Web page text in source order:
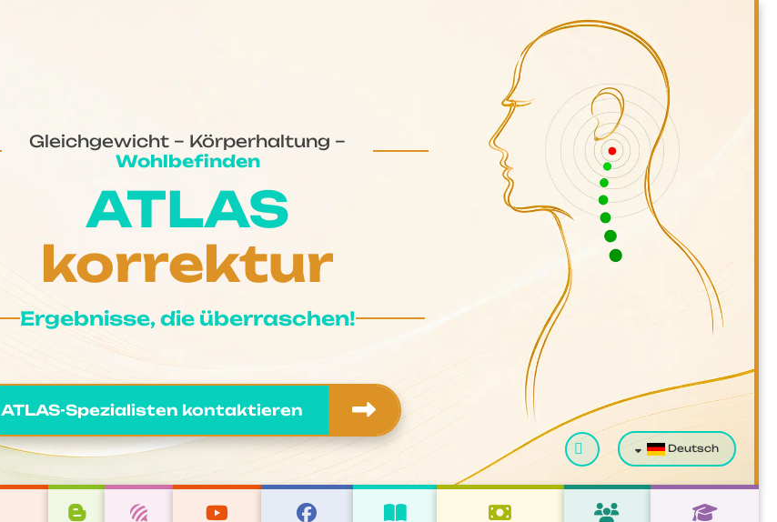
Gleichgewicht – Körperhaltung –
Wohlbefinden
ATLAS
korrektur
Ergebnisse, die überraschen!
ATLAS-Spezialisten kontaktieren
Suchen Deutsch